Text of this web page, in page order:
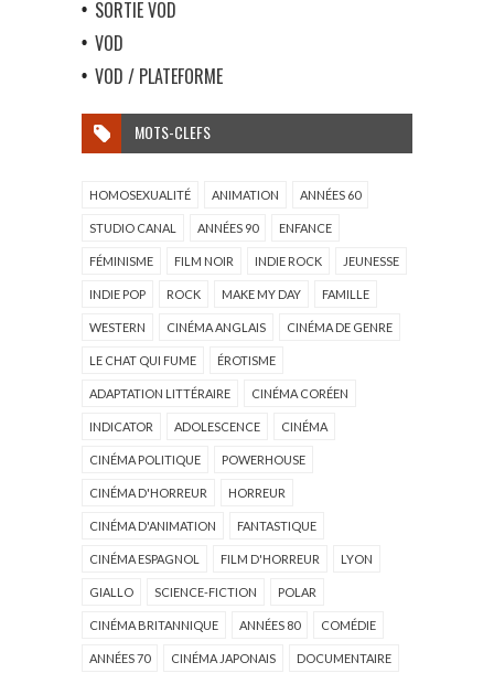
SORTIE VOD
VOD
VOD / PLATEFORME
MOTS-CLEFS
HOMOSEXUALITÉ ANIMATION ANNÉES 60
STUDIO CANAL ANNÉES 90 ENFANCE
FÉMINISME FILM NOIR INDIE ROCK JEUNESSE
INDIE POP ROCK MAKE MY DAY FAMILLE
WESTERN CINÉMA ANGLAIS CINÉMA DE GENRE
LE CHAT QUI FUME ÉROTISME
ADAPTATION LITTÉRAIRE CINÉMA CORÉEN
INDICATOR ADOLESCENCE CINÉMA
CINÉMA POLITIQUE POWERHOUSE
CINÉMA D'HORREUR HORREUR
CINÉMA D'ANIMATION FANTASTIQUE
CINÉMA ESPAGNOL FILM D'HORREUR LYON
GIALLO SCIENCE-FICTION POLAR
CINÉMA BRITANNIQUE ANNÉES 80 COMÉDIE
ANNÉES 70 CINÉMA JAPONAIS DOCUMENTAIRE